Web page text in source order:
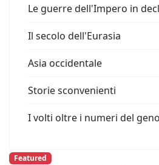
Le guerre dell'Impero in
Il secolo dell'Eurasia
Asia occidentale
Storie sconvenienti
I volti oltre i numeri del
Featured